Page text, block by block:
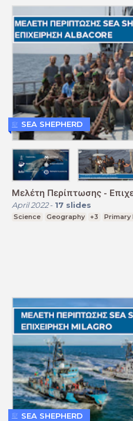
Μελέτη Περίπτωσης -
April 2022- 17 slides
Science Geography +3 Primary
SEA SHEPHERD
SEA SHEPHERD